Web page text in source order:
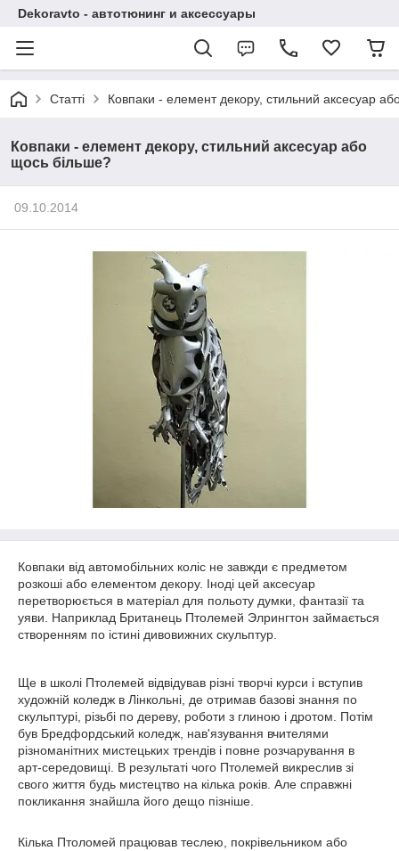
Dekoravto - автотюнинг и аксессуары
Статті Ковпаки - елемент декору, стильний аксесуар
Ковпаки - елемент декору, стильний аксесуар або
щось більше?
09.10.2014
Ковпаки від автомобільних коліс не завжди є предметом
розкоші або елементом декору. Іноді цей аксесуар
перетворюється в матеріал для польоту думки, фантазії та
уяви. Наприклад Британець Птолемей Элрингтон займається
створенням по істині дивовижних скульптур.
Ще в школі Птолемей відвідував різні творчі курси і вступив
художній коледж в Лінкольні, де отримав базові знання по
скульптурі, різьбі по дереву, роботи з глиною і дротом. Потім
був Бредфордський коледж, нав'язування вчителями
різноманітних мистецьких трендів і повне розчарування в
арт-середовищі. В результаті чого Птолемей викреслив зі
свого життя будь мистецтво на кілька років. Але справжні
покликання знайшла його дещо пізніше.
Кілька Птоломей працював теслею, покрівельником або